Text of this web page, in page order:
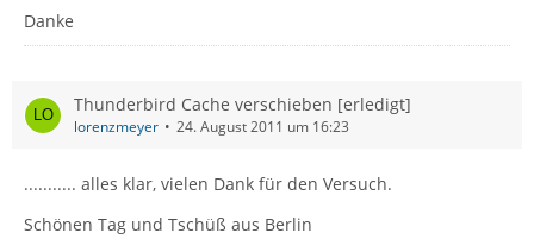
Danke
Thunderbird Cache verschieben [erledigt]
lorenzmeyer 24. August 2011 um 16:23
........... alles klar, vielen Dank für den Versuch.
Schönen Tag und Tschüß aus Berlin